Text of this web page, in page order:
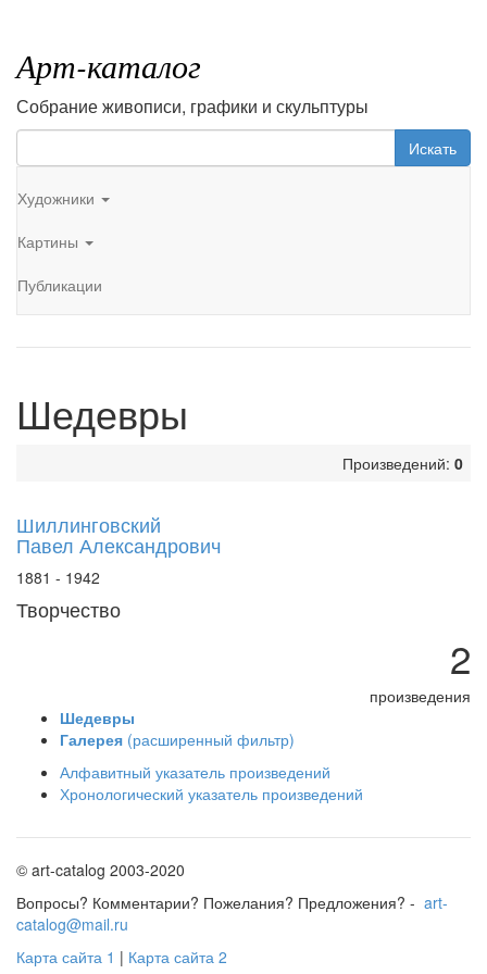
Арт-каталог
Собрание живописи, графики и скульптуры
Искать
Художники
Картины
Публикации
Шедевры
Произведений: 0
Шиллинговский
Павел Александрович
1881 - 1942
Творчество
2
произведения
Шедевры
Галерея (расширенный фильтр)
Алфавитный указатель произведений
Хронологический указатель произведений
© art-catalog 2003-2020
Вопросы? Комментарии? Пожелания? Предложения? - art-
catalog@mail.ru
Карта сайта 1 | Карта сайта 2